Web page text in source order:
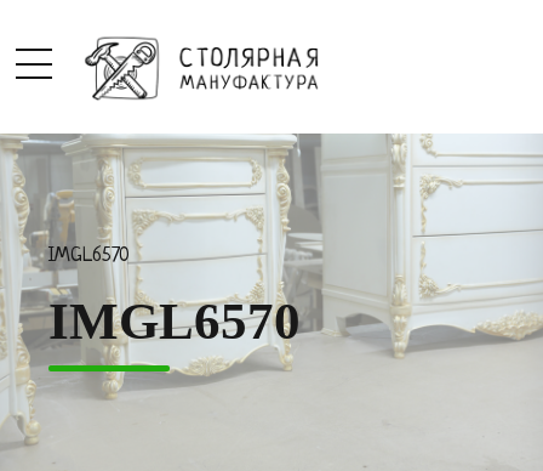
IMGL6570
IMGL6570